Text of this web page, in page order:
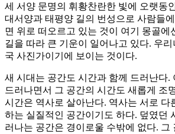
세 서양 문명의 휘황찬란한 빛에 오랫동
대서양과 태평양 길의 번성으로 사람들
면 위로 떠오르고 있는 것이 여기 몽골에
길을 따라 큰 기운이 일어나고 있다. 우
국 사진가이기에 보이는 것이다.
새 시대는 공간도 시간과 함께 드러난다.
드러나면서 그 공간의 시간도 새롭게 조
시간은 역사로 살아난다. 역사는 서로 다
하는 실질적인 공간이기도 하다. 덮였던
러나는 공간은 경이로울 수밖에 없다. 그